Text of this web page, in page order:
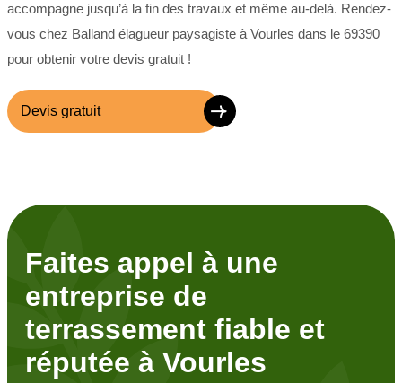
accompagne jusqu’à la fin des travaux et même au-delà. Rendez-
vous chez Balland élagueur paysagiste à Vourles dans le 69390
pour obtenir votre devis gratuit !
Devis gratuit
Faites appel à une
entreprise de
terrassement fiable et
réputée à Vourles